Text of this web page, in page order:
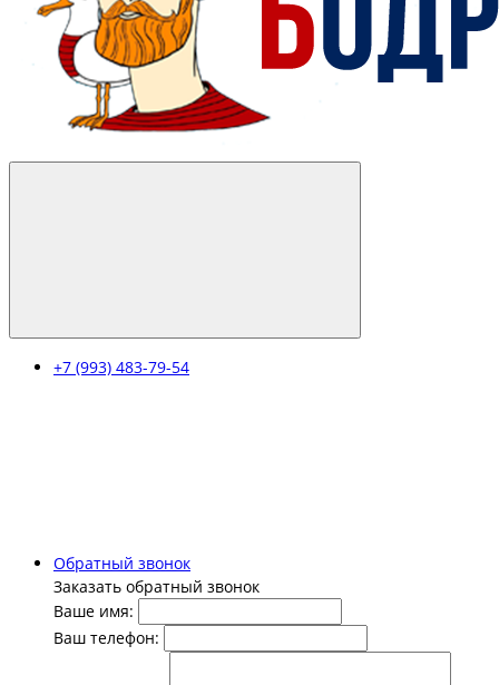
+7 (993) 483-79-54
Обратный звонок
Заказать обратный звонок
Ваше имя:
Ваш телефон: